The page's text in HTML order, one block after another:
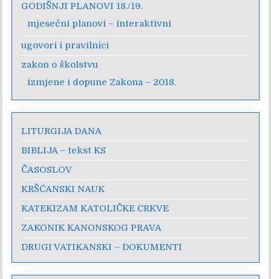
GODIŠNJI PLANOVI 18./19.
mjesečni planovi – interaktivni
ugovori i pravilnici
zakon o školstvu
izmjene i dopune Zakona – 2018.
LITURGIJA DANA
BIBLIJA – tekst KS
ČASOSLOV
KRŠĆANSKI NAUK
KATEKIZAM KATOLIČKE CRKVE
ZAKONIK KANONSKOG PRAVA
DRUGI VATIKANSKI – DOKUMENTI